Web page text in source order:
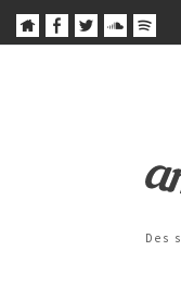
Des